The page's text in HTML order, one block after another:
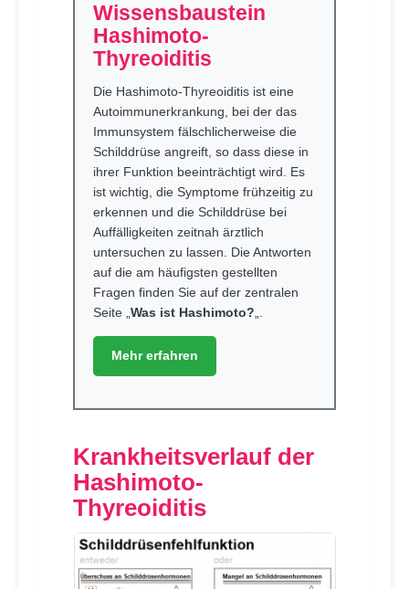
Wissensbaustein
Hashimoto-
Thyreoiditis
Die Hashimoto-Thyreoiditis ist eine
Autoimmunerkrankung, bei der das
Immunsystem fälschlicherweise die
Schilddrüse angreift, so dass diese in
ihrer Funktion beeinträchtigt wird. Es
ist wichtig, die Symptome frühzeitig zu
erkennen und die Schilddrüse bei
Auffälligkeiten zeitnah ärztlich
untersuchen zu lassen. Die Antworten
auf die am häufigsten gestellten
Fragen finden Sie auf der zentralen
Seite „ Was ist Hashimoto?
Mehr erfahren
Krankheitsverlauf der
Hashimoto-
Thyreoiditis